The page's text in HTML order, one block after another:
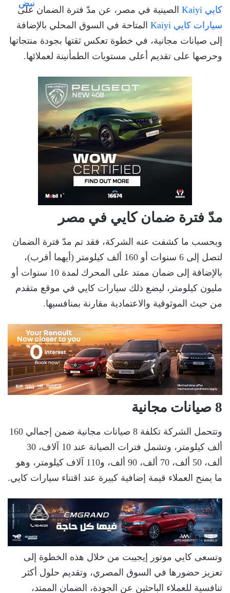
كايي Kaiyi
الصينية في مصر، عن مدّ فترة الضمان على
سيارات كايي Kaiyi
المتاحة في السوق المحلي بالإضافة
إلى صيانات مجانية، في خطوة تعكس ثقتها بجودة منتجاتها
وحرصها على تقديم أعلى مستويات الطمأنينة لعملائها.
مدّ فترة ضمان كايي في مصر
وبحسب ما كشفت عنه الشركة، فقد تم مدّ فترة الضمان
لتصل إلى 6 سنوات أو 160 ألف كيلومتر (أيهما أقرب)،
بالإضافة إلى ضمان ممتد على المحرك لمدة 10 سنوات أو
مليون كيلومتر، ليضع ذلك سيارات كايي في موقع متقدم
من حيث الموثوقية والاعتمادية مقارنة بمنافسيها.
8 صيانات مجانية
وتتحمل الشركة تكلفة 8 صيانات مجانية ضمن إجمالي 160
ألف كيلومتر، وتشمل فترات الصيانة عند 10 آلاف، 30
ألف، 50 ألف، 70 ألف، 90 ألف، و110 آلاف كيلومتر، وهو
ما يمنح العملاء قيمة إضافية كبيرة عند اقتناء سيارات كايي.
وتسعى كايي موتور إيجيبت من خلال هذه الخطوة إلى
تعزيز حضورها في السوق المصري، وتقديم حلول أكثر
تنافسية للعملاء الباحثين عن الجودة، الضمان الممتد،